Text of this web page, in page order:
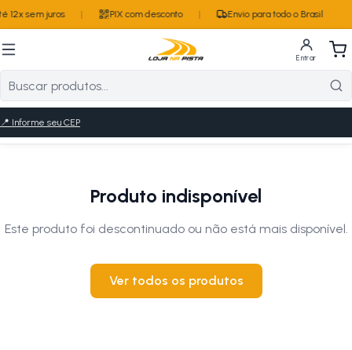
12x sem juros PIX com desconto Envio para todo o Brasil
Entrar
📍 Informe seu CEP
Produto indisponível
Este produto foi descontinuado ou não está mais disponível.
Ver todos os produtos